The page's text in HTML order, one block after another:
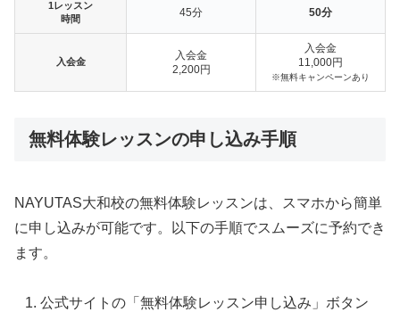
1レッスン
時間
45分 50分
入会金
入会金
2,200円
入会金
11,000円
※無料キャンペーンあり
無料体験レッスンの申し込み手順
NAYUTAS大和校の無料体験レッスンは、スマホから簡単
に申し込みが可能です。以下の手順でスムーズに予約でき
ます。
公式サイトの「無料体験レッスン申し込み」ボタン